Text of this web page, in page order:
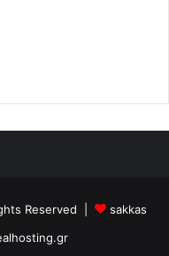
Reserved |
sakkas